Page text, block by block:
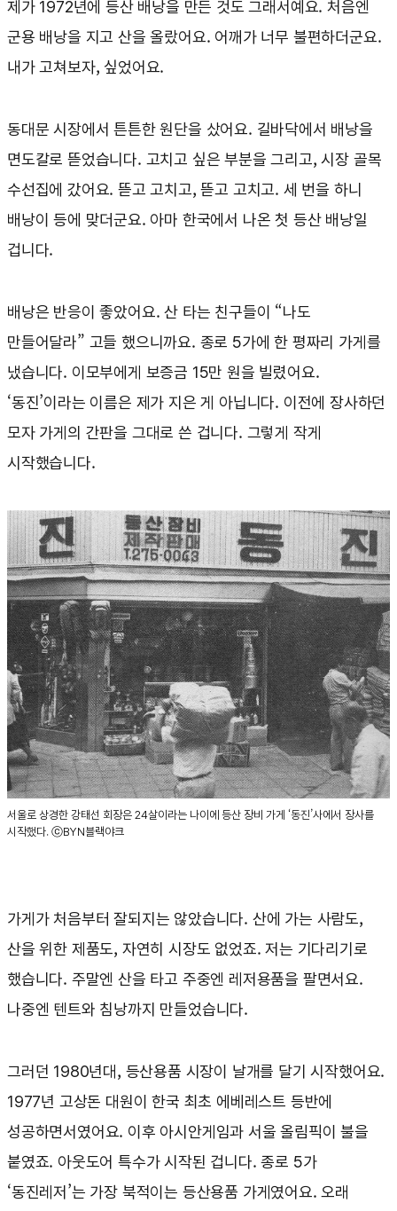
제가 1972년에 등산 배낭을 만든 것도 그래서예요. 처음엔
군용 배낭을 지고 산을 올랐어요. 어깨가 너무 불편하더군요.
내가 고쳐보자, 싶었어요.
동대문 시장에서 튼튼한 원단을 샀어요. 길바닥에서 배낭을
면도칼로 뜯었습니다. 고치고 싶은 부분을 그리고, 시장 골목
수선집에 갔어요. 뜯고 고치고, 뜯고 고치고. 세 번을 하니
배낭이 등에 맞더군요. 아마 한국에서 나온 첫 등산 배낭일
겁니다.
배낭은 반응이 좋았어요. 산 타는 친구들이 “나도
만들어달라” 고들 했으니까요. 종로 5가에 한 평짜리 가게를
냈습니다. 이모부에게 보증금 15만 원을 빌렸어요.
‘동진’이라는 이름은 제가 지은 게 아닙니다. 이전에 장사하던
모자 가게의 간판을 그대로 쓴 겁니다. 그렇게 작게
시작했습니다.
서울로 상경한 강태선 회장은 24살이라는 나이에 등산 장비 가게 ‘동진’사에서 장사를
시작했다. ⓒBYN블랙야크
가게가 처음부터 잘되지는 않았습니다. 산에 가는 사람도,
산을 위한 제품도, 자연히 시장도 없었죠. 저는 기다리기로
했습니다. 주말엔 산을 타고 주중엔 레저용품을 팔면서요.
나중엔 텐트와 침낭까지 만들었습니다.
그러던 1980년대, 등산용품 시장이 날개를 달기 시작했어요.
1977년 고상돈 대원이 한국 최초 에베레스트 등반에
성공하면서였어요. 이후 아시안게임과 서울 올림픽이 불을
붙였죠. 아웃도어 특수가 시작된 겁니다. 종로 5가
‘동진레저’는 가장 북적이는 등산용품 가게였어요. 오래